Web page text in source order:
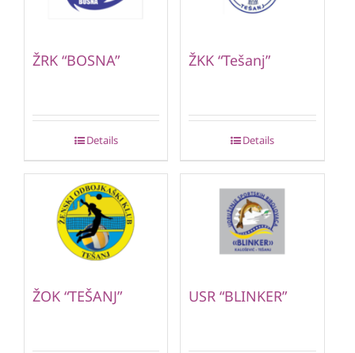
ŽRK “BOSNA”
Details
ŽKK “Tešanj”
Details
ŽOK “TEŠANJ” USR “BLINKER”